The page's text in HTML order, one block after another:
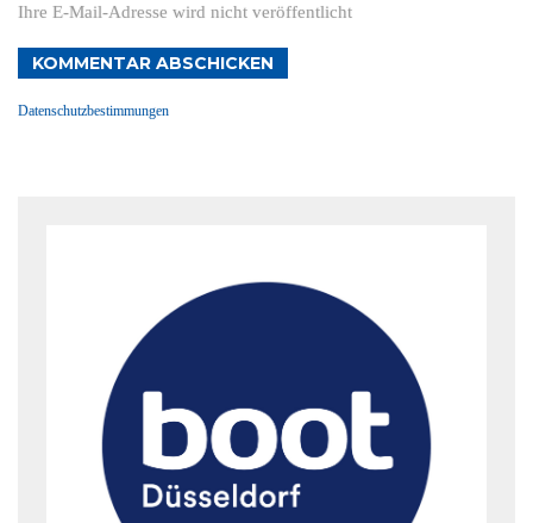
Ihre E-Mail-Adresse wird nicht veröffentlicht
KOMMENTAR ABSCHICKEN
Datenschutzbestimmungen